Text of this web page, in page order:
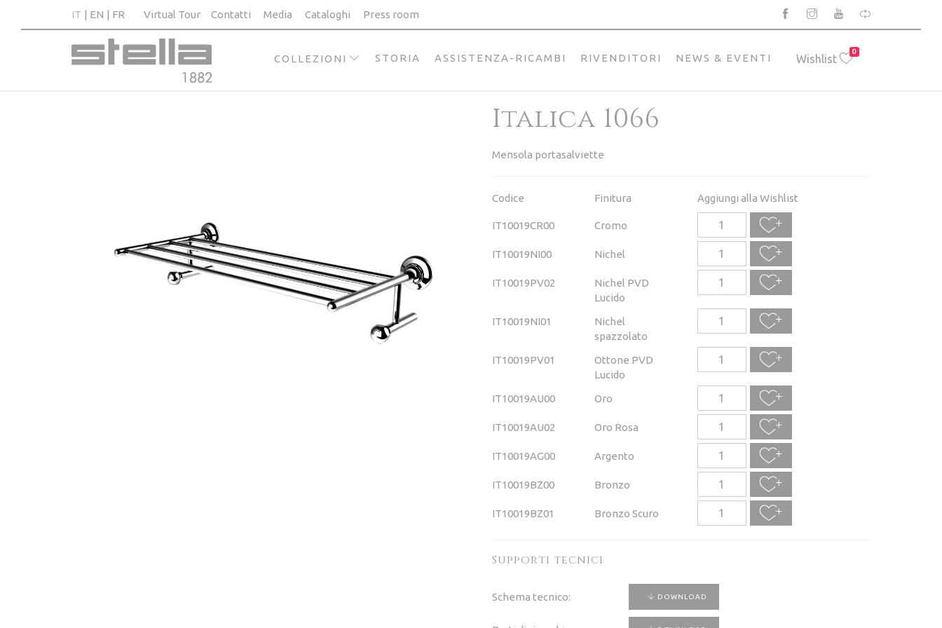
IT EN FR Virtual Tour Contatti Media Cataloghi Press room
Wishlist
0
COLLEZIONI STORIA ASSISTENZA-RICAMBI RIVENDITORI NEWS & EVENTI
Italica 1066
Mensola portasalviette
Codice Finitura Aggiungi alla Wishlist
IT10019CR00 Cromo
IT10019NI00 Nichel
IT10019PV02
Nichel PVD
Lucido
IT10019NI01
Nichel
spazzolato
IT10019PV01
Ottone PVD
Lucido
IT10019AU00
Oro
IT10019AU02 Oro Rosa
IT10019AG00 Argento
IT10019BZ00 Bronzo
IT10019BZ01 Bronzo Scuro
Supporti tecnici
Schema tecnico: DOWNLOAD